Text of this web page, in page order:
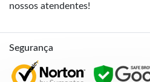
nossos atendentes!
Segurança